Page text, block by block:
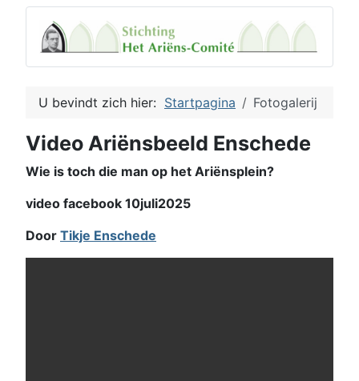
U bevindt zich hier: Startpagina Fotogalerij
Video Ariënsbeeld Enschede
Wie is toch die man op het Ariënsplein?
video facebook 10juli2025
Door Tikje Enschede